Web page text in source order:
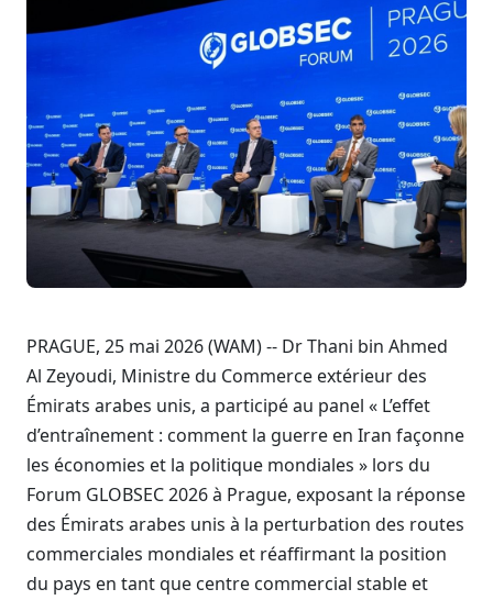
PRAGUE, 25 mai 2026 (WAM) -- Dr Thani bin Ahmed
Al Zeyoudi, Ministre du Commerce extérieur des
Émirats arabes unis, a participé au panel « L’effet
d’entraînement : comment la guerre en Iran façonne
les économies et la politique mondiales » lors du
Forum GLOBSEC 2026 à Prague, exposant la réponse
des Émirats arabes unis à la perturbation des routes
commerciales mondiales et réaffirmant la position
du pays en tant que centre commercial stable et